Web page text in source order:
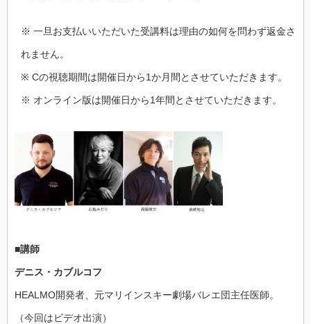
※ 一旦お支払いいただいた受講料は理由の如何を問わず返金さ
れません。
※ Cの視聴期間は開催日から1か月間とさせていただきます。
※ オンライン版は開催日から1年間とさせていただきます。
■講師
デニス・カブルコフ
HEALMO開発者、元マリインスキー劇場バレエ団主任医師。
（今回はビデオ出演）